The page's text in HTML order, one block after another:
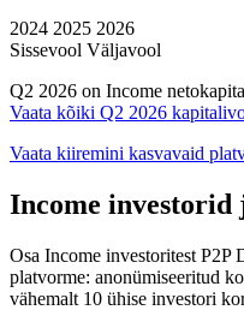
2024 2025 2026
Sissevool Väljavool
Q2 2026 on Income
Vaata kõiki Q2 2026
Vaata kiiremini kasvavaid
Income investorid
Osa Income investoritest P2P
platvorme: anonümiseeritud
vähemalt 10 ühise investori